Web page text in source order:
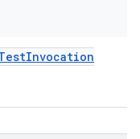
Invocation